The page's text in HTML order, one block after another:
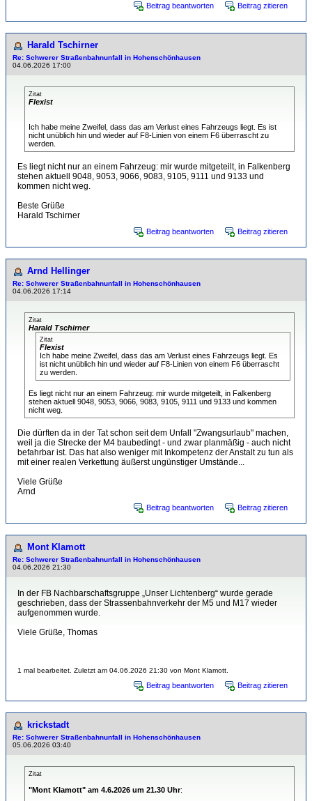
Beitrag beantworten Beitrag zitieren
Harald Tschirner
Re: Schwerer Straßenbahnunfall in Hohenschönhausen
04.06.2026 17:00
Zitat
Flexist
Ich habe meine Zweifel, dass das am Verlust eines Fahrzeugs liegt. Es ist
nicht unüblich hin und wieder auf F8-Linien von einem F6 überrascht zu
werden.
Es liegt nicht nur an einem Fahrzeug: mir wurde mitgeteilt, in Falkenberg
stehen aktuell 9048, 9053, 9066, 9083, 9105, 9111 und 9133 und
kommen nicht weg.
Beste Grüße
Harald Tschirner
Beitrag beantworten Beitrag zitieren
Arnd Hellinger
Re: Schwerer Straßenbahnunfall in Hohenschönhausen
04.06.2026 17:14
Zitat
Harald Tschirner
Zitat
Flexist
Ich habe meine Zweifel, dass das am Verlust eines Fahrzeugs liegt. Es
ist nicht unüblich hin und wieder auf F8-Linien von einem F6 überrascht
zu werden.
Es liegt nicht nur an einem Fahrzeug: mir wurde mitgeteilt, in Falkenberg
stehen aktuell 9048, 9053, 9066, 9083, 9105, 9111 und 9133 und kommen
nicht weg.
Die dürften da in der Tat schon seit dem Unfall "Zwangsurlaub" machen,
weil ja die Strecke der M4 baubedingt - und zwar planmäßig - auch nicht
befahrbar ist. Das hat also weniger mit Inkompetenz der Anstalt zu tun als
mit einer realen Verkettung äußerst ungünstiger Umstände...
Viele Grüße
Arnd
Beitrag beantworten Beitrag zitieren
Mont Klamott
Re: Schwerer Straßenbahnunfall in Hohenschönhausen
04.06.2026 21:30
In der FB Nachbarschaftsgruppe „Unser Lichtenberg“ wurde gerade
geschrieben, dass der Strassenbahnverkehr der M5 und M17 wieder
aufgenommen wurde.
Viele Grüße, Thomas
1 mal bearbeitet. Zuletzt am 04.06.2026 21:30 von Mont Klamott.
Beitrag beantworten Beitrag zitieren
krickstadt
Re: Schwerer Straßenbahnunfall in Hohenschönhausen
05.06.2026 03:40
Zitat
"Mont Klamott" am 4.6.2026 um 21.30 Uhr: